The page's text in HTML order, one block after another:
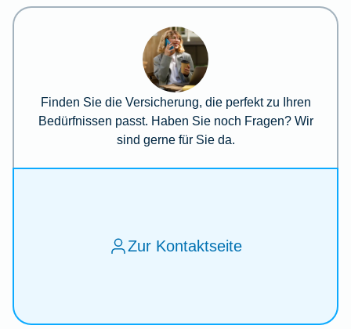
Finden Sie die Versicherung, die perfekt zu Ihren
Bedürfnissen passt. Haben Sie noch Fragen? Wir
sind gerne für Sie da.
Zur Kontaktseite